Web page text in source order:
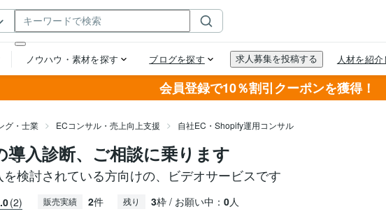
会員登録で10％割引クーポンを獲得！
グ・士業 ECコンサル・売上向上支援 自社EC・Shopify運用コンサル
導入診断、ご相談に乗ります
検討されている方向けの、ビデオサービスです
(2) 販売実績 2件 残り 3枠 / お願い中： 0人